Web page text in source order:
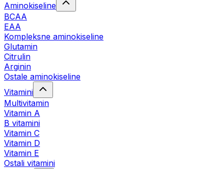
Aminokiseline
BCAA
EAA
Kompleksne aminokiseline
Glutamin
Citrulin
Arginin
Ostale aminokiseline
Vitamini
Multivitamin
Vitamin A
B vitamini
Vitamin C
Vitamin D
Vitamin E
Ostali vitamini